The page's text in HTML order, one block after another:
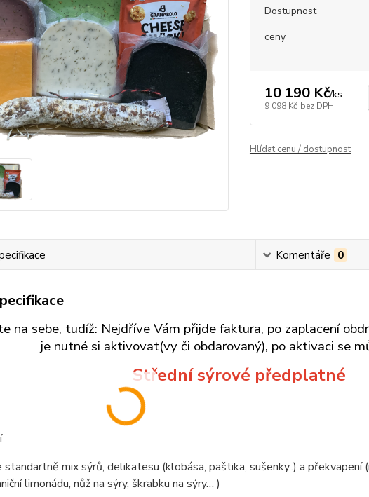
Dostupnost
ceny
10 190 Kč/ks
9 098 Kč bez DPH
Hlídat cenu / dostupnost
Komentáře 0
na sebe, tudíž: Nejdříve Vám přijde faktura, po zaplacení
je nutné si aktivovat(vy či obdarovaný), po aktivaci se
Střední sýrové předplatné
standartně mix sýrů, delikatesu (klobása, paštika, sušenky..) a překvapení
limonádu, nůž na sýry, škrabku na sýry… )